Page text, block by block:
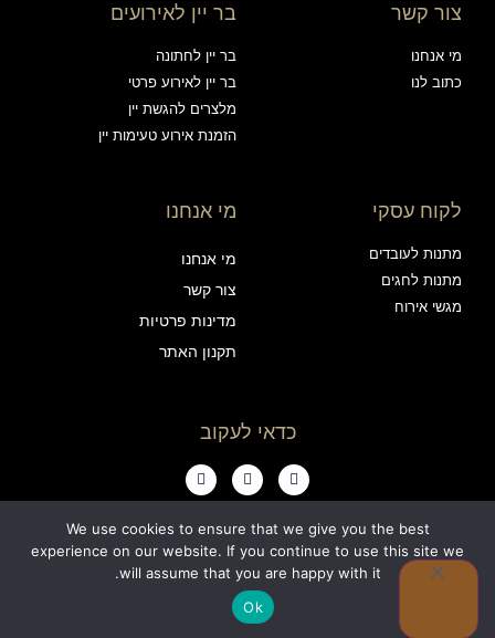
צור קשר
מי אנחנו
כתוב לנו
בר יין לאירועים
בר יין לחתונה
בר יין לאירוע פרטי
מלצרים להגשת יין
הזמנת אירוע טעימות יין
לקוח עסקי
מתנות לעובדים
מתנות לחגים
מגשי אירוח
מי אנחנו
מי אנחנו
צור קשר
מדינות פרטיות
תקנון האתר
כדאי לעקוב
כל הזכויות שמורות ויין אנד פרינדז בע"מ
0
We use cookies to ensure that we give you the best
experience on our website. If you continue to use this site we
will assume that you are happy with it.
Ok